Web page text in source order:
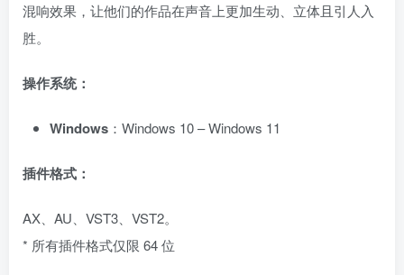
混响效果，让他们的作品在声音上更加生动、立体且引人入
胜。
操作系统：
Windows ：Windows 10 – Windows 11
插件格式：
AX、AU、VST3、VST2。
* 所有插件格式仅限 64 位